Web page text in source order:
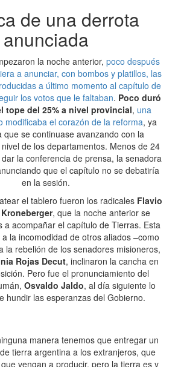
de una derrota
anunciada
la noche anterior, poco después
a anunciar, con bombos y platillos, las
a último momento al capítulo de
los votos que le faltaban. Poco duró
tope del 25% a nivel provincial, una
modificaba el corazón de la reforma, ya
que se continuase avanzando con la
de los departamentos. Menos de 24
la conferencia de prensa, la senadora
que el capítulo no se debatiría
en la sesión.
el tablero fueron los radicales Flavio
, que la noche anterior se
a acompañar el capítulo de Tierras. Esta
la incomodidad de otros aliados –como
la rebelión de los senadores misioneros,
Rojas Decut, inclinaron la cancha en
Pero fue el pronunciamiento del
Osvaldo Jaldo, al día siguiente lo
hundir las esperanzas del Gobierno.
manera tenemos que entregar un
tierra argentina a los extranjeros, que
vengan a producir, pero la tierra es y